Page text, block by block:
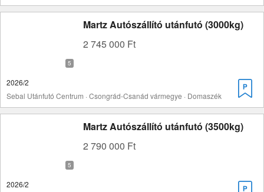
Martz Autószállító utánfutó (3000kg)
2 745 000 Ft
2026/2
Sebal Utánfutó Centrum · Csongrád-Csanád vármegye · Domaszék
Martz Autószállító utánfutó (3500kg)
2 790 000 Ft
2026/2